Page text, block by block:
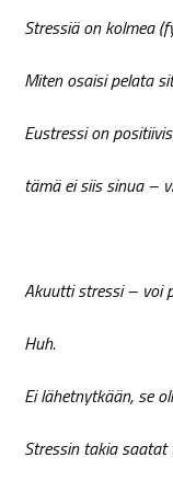
Stressiä on kolmea
Miten osaisi pelata
Eustressi on
tämä ei siis sinua –
Akuutti stressi – voi
Huh.
Ei lähetnytkään, se
Stressin takia